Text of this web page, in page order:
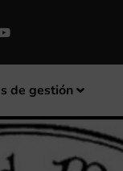
de gestión